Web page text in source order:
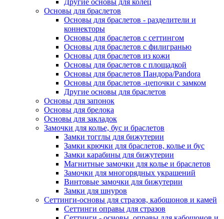
Другие основы для колец
Основы для браслетов
Основы для браслетов - разделители и
коннекторы
Основы для браслетов с сеттингом
Основы для браслетов с филигранью
Основы для браслетов из кожи
Основы для браслетов с площадкой
Основы для браслетов Пандора/Pandora
Основы для браслетов -цепочки с замком
Другие основы для браслетов
Основы для запонок
Основы для брелока
Основы для закладок
Замочки для колье, бус и браслетов
Замки тогглы для бижутерии
Замки крючки для браслетов, колье и бус
Замки карабины для бижутерии
Магнитные замочки для колье и браслетов
Замочки для многорядных украшений
Винтовые замочки для бижутерии
Замки для шнуров
Сеттинги-основы для стразов, кабошонов и камей
Сеттинги оправы для стразов